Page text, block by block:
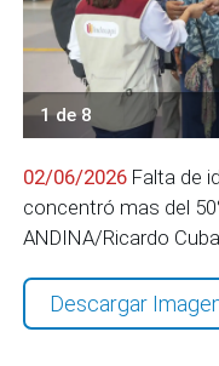
1 de 8
02/06/2026 Falta de
concentró mas del
ANDINA/Ricardo Cuba
Descargar